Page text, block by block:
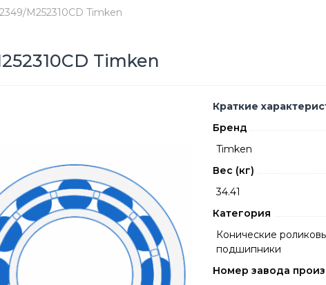
M252310CD Timken
Timken
Краткие
Бренд
Timken
Вес (кг)
34.41
Категория
Конические
подшипники
Номер завода